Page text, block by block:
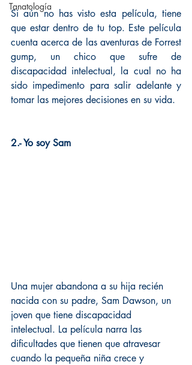
Tanatología
Si aún no has visto esta película, tiene
que estar dentro de tu top. Este película
cuenta acerca de las aventuras de Forrest
gump, un chico que sufre de
discapacidad intelectual, la cual no ha
sido impedimento para salir adelante y
tomar las mejores decisiones en su vida.
2.- Yo soy Sam
Una mujer abandona a su hija recién
nacida con su padre, Sam Dawson, un
joven que tiene discapacidad
intelectual. La película narra las
dificultades que tienen que atravesar
cuando la pequeña niña crece y